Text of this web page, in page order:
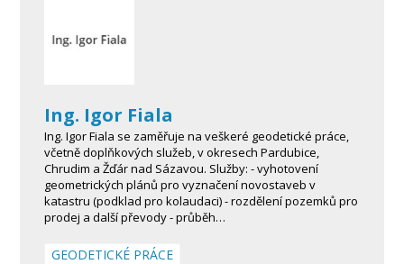
Ing. Igor Fiala
Ing. Igor Fiala se zaměřuje na veškeré geodetické práce,
včetně doplňkových služeb, v okresech Pardubice,
Chrudim a Žďár nad Sázavou. Služby: - vyhotovení
geometrických plánů pro vyznačení novostaveb v
katastru (podklad pro kolaudaci) - rozdělení pozemků pro
prodej a další převody - průběh…
GEODETICKÉ PRÁCE